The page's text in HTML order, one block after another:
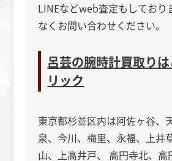
LINEなどweb査定もしており
なくお問い合わせください。
呂芸の腕時計買取り
リック
東京都杉並区内は阿佐ヶ谷、
泉、今川、梅里、永福、上井
山、上高井戸、 高円寺北、高